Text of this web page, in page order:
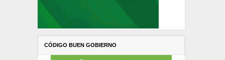
CÓDIGO BUEN GOBIERNO